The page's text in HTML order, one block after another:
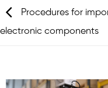
Procedures for
electronic components